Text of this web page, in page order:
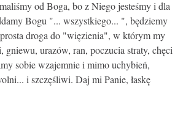
od Boga, bo z Niego jesteśmy i dla
Bogu "... wszystkiego... ", będziemy
droga do "więzienia", w którym my
urazów, ran, poczucia straty, chęci
sobie wzajemnie i mimo uchybień,
i szczęśliwi. Daj mi Panie, łaskę